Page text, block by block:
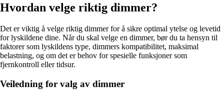
Hvordan velge riktig dimmer?
Det er viktig å velge riktig dimmer for å sikre optimal ytelse og levetid
for lyskildene dine. Når du skal velge en dimmer, bør du ta hensyn til
faktorer som lyskildens type, dimmers kompatibilitet, maksimal
belastning, og om det er behov for spesielle funksjoner som
fjernkontroll eller tidsur.
Veiledning for valg av dimmer